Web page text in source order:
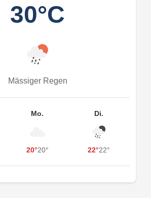
30°C
Mässiger Regen
Mo.
20°20°
Di.
22°22°